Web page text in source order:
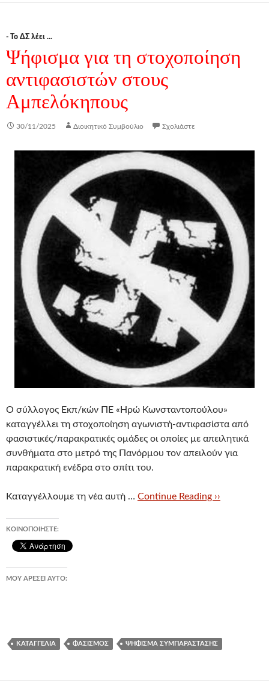
- Το ΔΣ λέει ...
Ψήφισμα για τη στοχοποίηση
αντιφασιστών στους
Αμπελόκηπους
30/11/2025 Διοικητικό Συμβούλιο Σχολιάστε
Ο σύλλογος Εκπ/κών ΠΕ «Ηρώ Κωνσταντοπούλου»
καταγγέλλει τη στοχοποίηση αγωνιστή-αντιφασίστα από
φασιστικές/παρακρατικές ομάδες οι οποίες με απειλητικά
συνθήματα στο μετρό της Πανόρμου τον απειλούν για
παρακρατική ενέδρα στο σπίτι του.
Καταγγέλλουμε τη νέα αυτή … Continue Reading ››
ΚΟΙΝΟΠΟΙΉΣΤΕ:
ΜΟΥ ΑΡΈΣΕΙ ΑΥΤΌ:
ΚΑΤΑΓΓΕΛΊΑ ΦΑΣΙΣΜΌΣ ΨΉΦΙΣΜΑ ΣΥΜΠΑΡΆΣΤΑΣΗΣ